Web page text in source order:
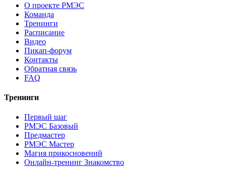
О проекте РМЭС
Команда
Тренинги
Расписание
Видео
Пикап-форум
Контакты
Обратная связь
FAQ
Тренинги
Первый шаг
РМЭС Базовый
Предмастер
РМЭС Мастер
Магия прикосновений
Онлайн-тренинг Знакомство